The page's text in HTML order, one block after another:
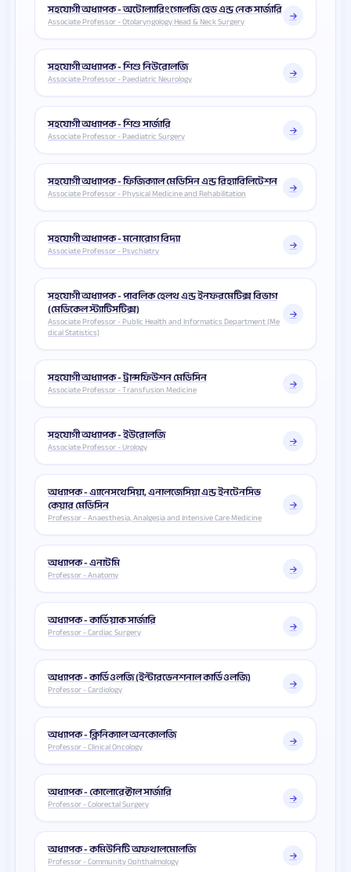
সহযোগী অধ্যাপক - অটোল্যারিংগোলজি হেড এন্ড নেক সার্জারি
Associate Professor - Otolaryngology Head & Neck Surgery
সহযোগী অধ্যাপক - শিশু নিউরোলজি
Associate Professor - Paediatric Neurology
সহযোগী অধ্যাপক - শিশু সার্জারি
Associate Professor - Paediatric Surgery
সহযোগী অধ্যাপক - ফিজিক্যাল মেডিসিন এন্ড রিহ্যাবিলিটেশন
Associate Professor - Physical Medicine and Rehabilitation
সহযোগী অধ্যাপক - মনোরোগ বিদ্যা
Associate Professor - Psychiatry
সহযোগী অধ্যাপক - পাবলিক হেলথ এন্ড ইনফরমেটিক্স বিভাগ
(মেডিকেল স্ট্যাটিসটিক্স)
Associate Professor - Public Health and Informatics Department (Me
dical Statistics)
সহযোগী অধ্যাপক - ট্রান্সফিউশন মেডিসিন
Associate Professor - Transfusion Medicine
সহযোগী অধ্যাপক - ইউরোলজি
Associate Professor - Urology
অধ্যাপক - এ্যানেসথেসিয়া, এনালজেসিয়া এন্ড ইনটেনসিভ
কেয়ার মেডিসিন
Professor - Anaesthesia, Analgesia and Intensive Care Medicine
অধ্যাপক - এনাটমি
Professor - Anatomy
অধ্যাপক - কার্ডিয়াক সার্জারি
Professor - Cardiac Surgery
অধ্যাপক - কার্ডিওলজি (ইন্টারভেনশনাল কার্ডিওলজি)
Professor - Cardiology
অধ্যাপক - ক্লিনিক্যাল অনকোলজি
Professor - Clinical Oncology
অধ্যাপক - কোলোরেক্টাল সার্জারি
Professor - Colorectal Surgery
অধ্যাপক - কমিউনিটি অফথালমোলজি
Professor - Community Ophthalmology